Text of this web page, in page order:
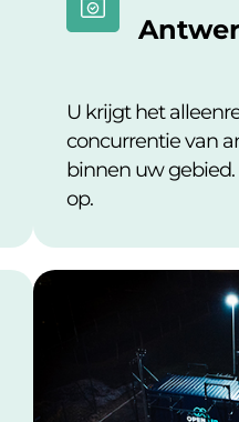
U krijgt het
concurrentie van
binnen uw gebied.
op.